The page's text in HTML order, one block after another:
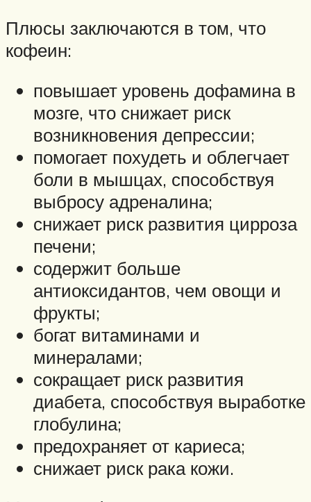
Плюсы заключаются в том, что
кофеин:
повышает уровень дофамина в
мозге, что снижает риск
возникновения депрессии;
помогает похудеть и облегчает
боли в мышцах, способствуя
выбросу адреналина;
снижает риск развития цирроза
печени;
содержит больше
антиоксидантов, чем овощи и
фрукты;
богат витаминами и
минералами;
сокращает риск развития
диабета, способствуя выработке
глобулина;
предохраняет от кариеса;
снижает риск рака кожи.